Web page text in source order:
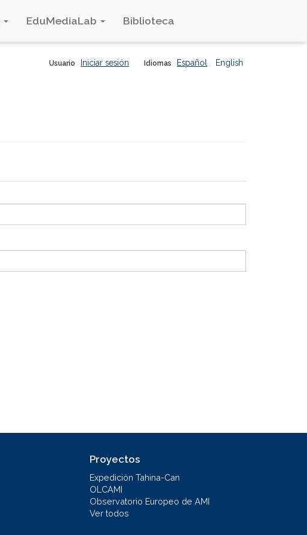
EduMediaLab Biblioteca
Idiomas Español English
Usuario Iniciar sesión
Proyectos
Expedición Tahina-Can
OLCAMI
Observatorio Europeo de AMI
Ver todos